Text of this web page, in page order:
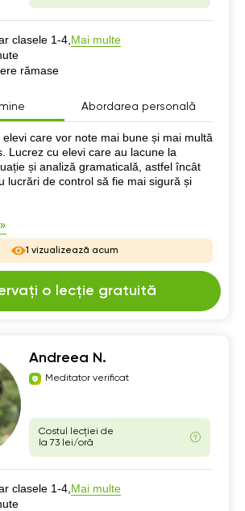
clasele 1-4, Mai multe
rămase
Abordarea personală
care vor note mai bune și mai multă
Lucrez cu elevi care au lacune la
și analiză gramaticală, astfel încât
lucrări de control să fie mai sigură și
1 vizualizează acum
o lecție gratuită
Andreea N.
Meditator verificat
Costul lecției de
la 73 lei/oră
clasele 1-4, Mai multe